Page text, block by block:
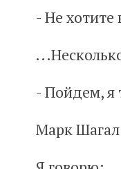
- Не хотите
- Пойдем, я
Марк